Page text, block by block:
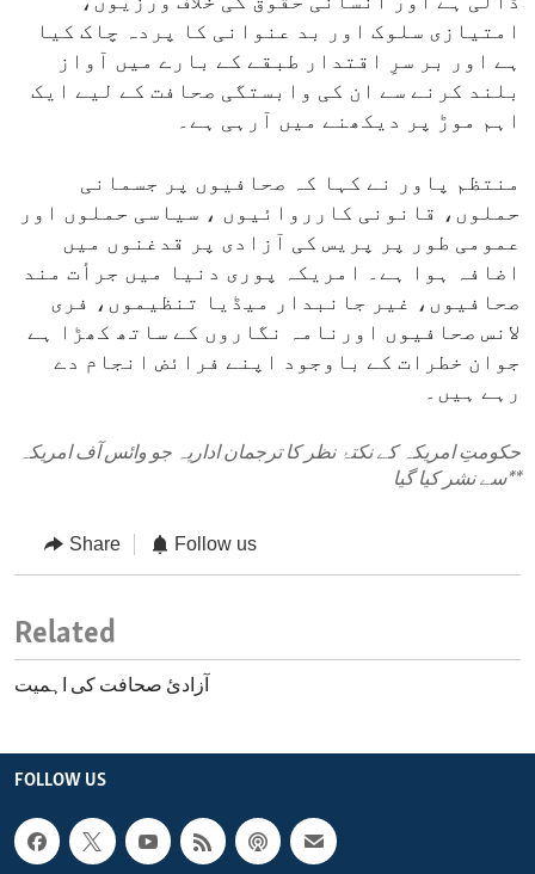
امتیازی سلوک اور بد عنوانی کا پردہ چاک کیا
ہے اور بر سرِ اقتدار طبقے کے بارے میں آواز
بلند کرنے سے ان کی وابستگی صحافت کے لیے ایک
اہم موڑ پر دیکھنے میں آرہی ہے۔
منتظم پاور نے کہا کہ صحافیوں پر جسمانی
حملوں، قانونی کارروائیوں ، سیاسی حملوں اور
عمومی طور پر پریس کی آزادی پر قدغنوں میں
اضافہ ہوا ہے۔ امریکہ پوری دنیا میں جرأت مند
صحافیوں، غیر جانبدار میڈیا تنظیموں، فری
لانس صحافیوں اورنامہ نگاروں کے ساتھ کھڑا ہے
جوان خطرات کے باوجود اپنے فرائض انجام دے
رہے ہیں۔
حکومتِ امریکہ کے نکتۂ نظر کا ترجمان اداریہ جو وائس آف امریکہ
سے نشر کیا گیا**
Share Follow us
Related
آزادیٔ صحافت کی اہمیت
FOLLOW US